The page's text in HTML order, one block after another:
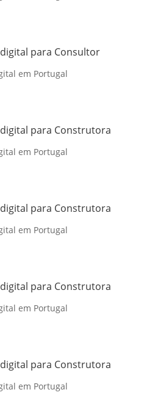
para Consultor
em Portugal
para Construtora
em Portugal
para Construtora
em Portugal
para Construtora
em Portugal
para Construtora
em Portugal